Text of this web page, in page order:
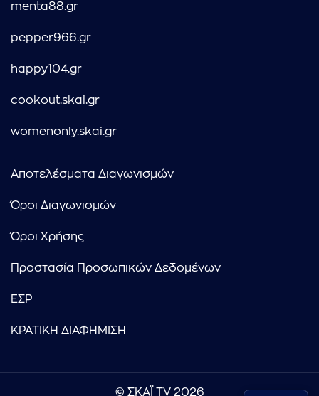
menta88.gr
pepper966.gr
happy104.gr
cookout.skai.gr
womenonly.skai.gr
Αποτελέσματα Διαγωνισμών
Όροι Διαγωνισμών
Όροι Χρήσης
Προστασία Προσωπικών Δεδομένων
ΕΣΡ
ΚΡΑΤΙΚΗ ΔΙΑΦΗΜΙΣΗ
© ΣΚΑΪ TV 2026